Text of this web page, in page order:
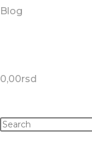
Blog
0,00rsd